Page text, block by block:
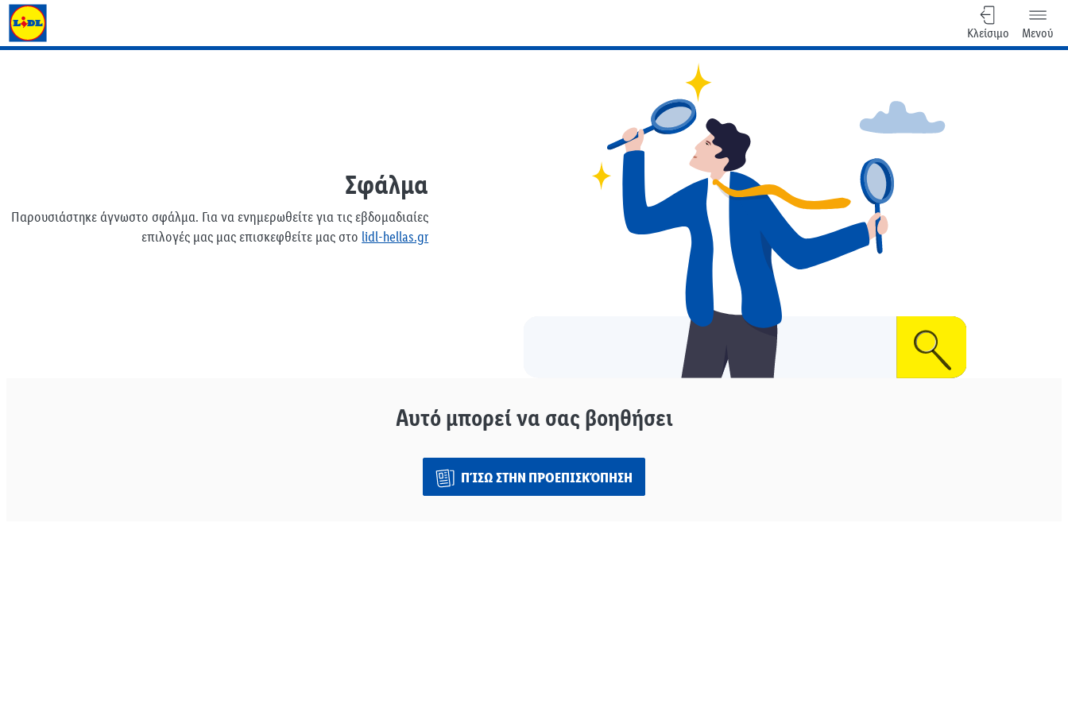
Φυλλάδιο Lidl
Κλείσιμο Μενού
Σφάλμα
Παρουσιάστηκε άγνωστο σφάλμα. Για να ενημερωθείτε για τις εβδομαδιαίες
επιλογές μας μας επισκεφθείτε μας στο lidl-hellas.gr
Αυτό μπορεί να σας βοηθήσει
ΠΊΣΩ ΣΤΗΝ ΠΡΟΕΠΙΣΚΌΠΗΣΗ